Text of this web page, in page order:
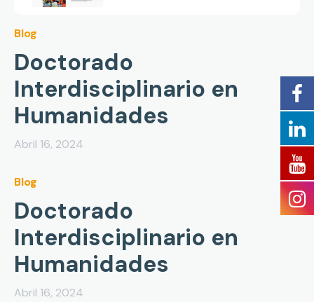
Blog
Doctorado
Interdisciplinario en
Humanidades
Abril 16, 2024
Blog
Doctorado
Interdisciplinario en
Humanidades
Abril 16, 2024